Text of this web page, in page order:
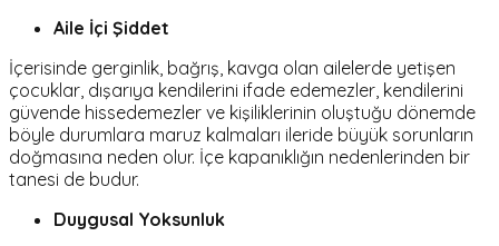
Aile İçi Şiddet
İçerisinde gerginlik, bağrış, kavga olan ailelerde yetişen
çocuklar, dışarıya kendilerini ifade edemezler, kendilerini
güvende hissedemezler ve kişiliklerinin oluştuğu dönemde
böyle durumlara maruz kalmaları ileride büyük sorunların
doğmasına neden olur. İçe kapanıklığın nedenlerinden bir
tanesi de budur.
Duygusal Yoksunluk